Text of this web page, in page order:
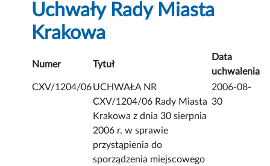
Uchwały Rady Miasta
Krakowa
Numer Tytuł
Data
uchwalenia
CXV/1204/06UCHWAŁA NR
CXV/1204/06 Rady Miasta
Krakowa z dnia 30 sierpnia
2006 r. w sprawie
przystąpienia do
sporządzenia miejscowego
2006-08-
30